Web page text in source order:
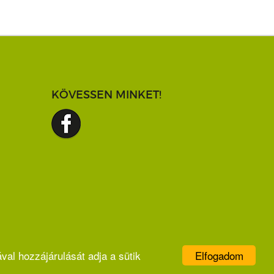
Elfogadom
hozzájárulását adja a sütik
KÖVESSEN MINKET!